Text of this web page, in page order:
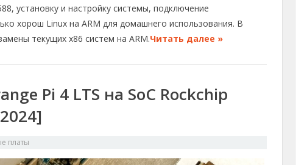
установку и настройку системы, подключение
хорош Linux на ARM для домашнего использования. В
текущих x86 систем на ARM.Читать далее »
Pi 4 LTS на SoC Rockchip
платы